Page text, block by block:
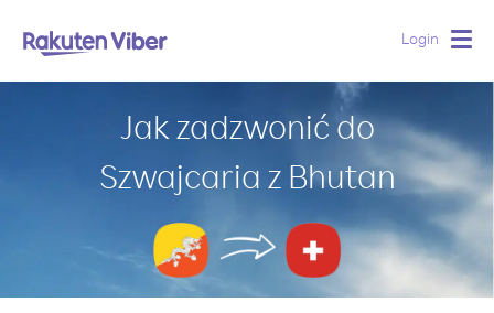
Login
Jak zadzwonić do
Szwajcaria z Bhutan